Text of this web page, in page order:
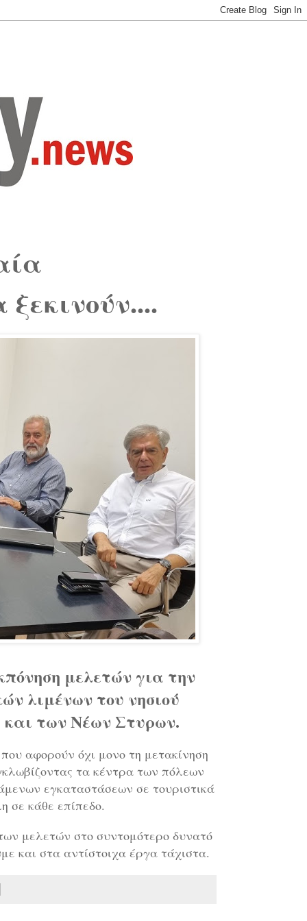
μελετών για την
λιμένων του νησιού
και των Νέων Στυρων.
αφορούν όχι μονο τη μετακίνηση
τα κέντρα των πόλεων
εγκαταστάσεων σε τουριστικά
σε κάθε επίπεδο.
μελετών στο συντομότερο δυνατό
και στα αντίστοιχα έργα τάχιστα.